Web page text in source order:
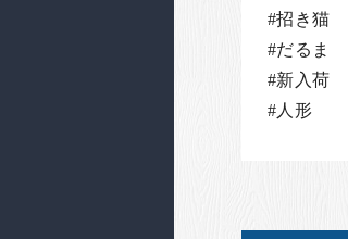
#招き猫
#だるま
#新入荷
#人形